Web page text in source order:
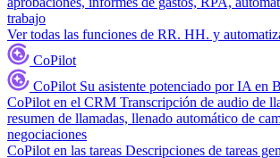
trabajo
Ver todas las funciones de RR. HH. y
CoPilot
CoPilot Su asistente potenciado por IA en
CoPilot en el CRM Transcripción de audio de
resumen de llamadas, llenado automático de
negociaciones
CoPilot en las tareas Descripciones de tareas